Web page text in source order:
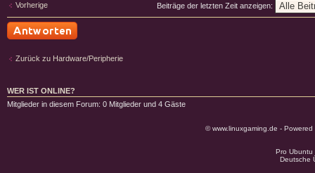
Vorherige Beiträge der letzten Zeit anzeigen:
Zurück zu Hardware/Peripherie
WER IST ONLINE?
Mitglieder in diesem Forum: 0 Mitglieder und 4 Gäste
© www.linuxgaming.de -
Pro
Deutsche